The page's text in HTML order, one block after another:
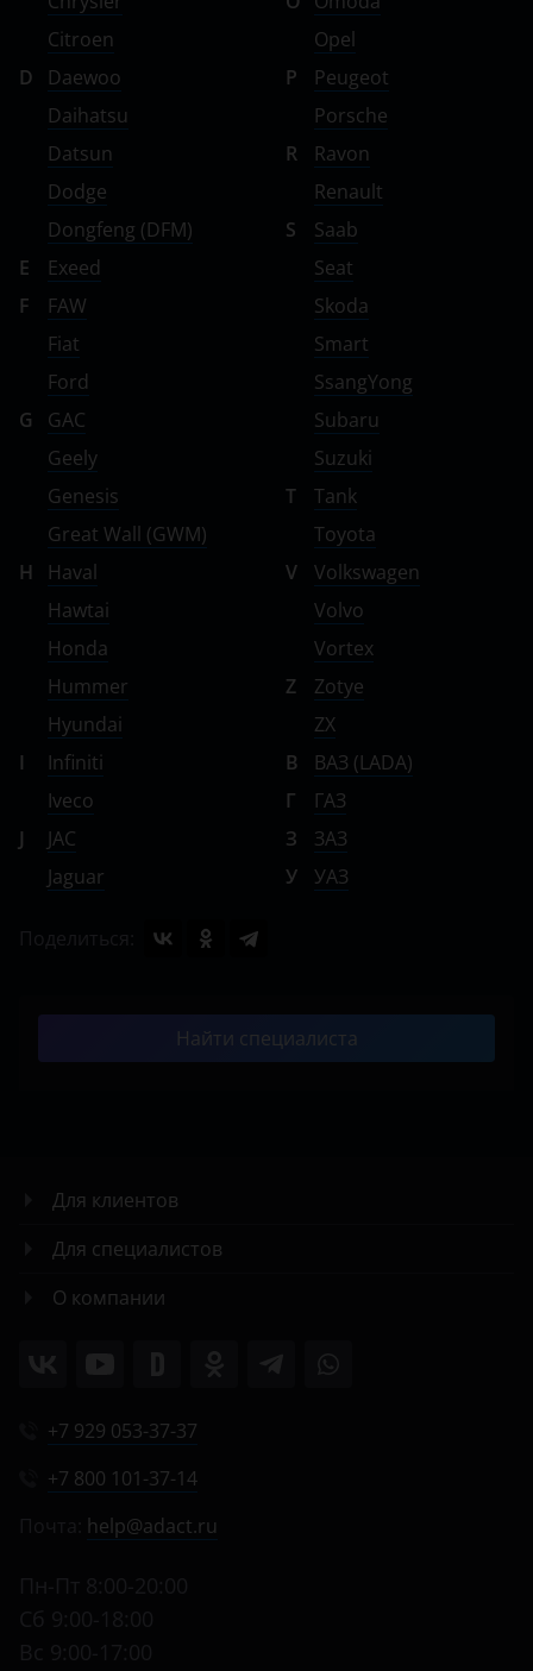
Citroen
D
Daewoo
Daihatsu
Datsun
Dodge
Dongfeng (DFM)
E
Exeed
F
FAW
Fiat
Ford
G
GAC
Geely
Genesis
Great Wall (GWM)
H
Haval
Hawtai
Honda
Hummer
Hyundai
I
Infiniti
Iveco
J
JAC
Jaguar
Opel
P
Peugeot
Porsche
R
Ravon
Renault
S
Saab
Seat
Skoda
Smart
SsangYong
Subaru
Suzuki
T
Tank
Toyota
V
Volkswagen
Volvo
Vortex
Z
Zotye
ZX
В
ВАЗ (LADA)
Г
ГАЗ
З
ЗАЗ
У
УАЗ
Найти специалиста
Для клиентов
Для специалистов
О компании
+7 929 053-37-37
+7 800 101-37-14
help@adact.ru